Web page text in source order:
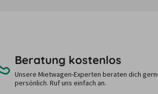
Beratung kostenlos
Unsere Mietwagen-Experten beraten dich
persönlich. Ruf uns einfach an.